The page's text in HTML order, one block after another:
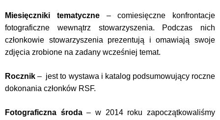
Miesięczniki tematyczne– comiesięczne konfrontacje
fotograficzne wewnątrz stowarzyszenia. Podczas nich
członkowie stowarzyszenia prezentują i omawiają swoje
zdjęcia zrobione na zadany wcześniej temat.
Rocznik – jest to wystawa i katalog podsumowujący roczne
dokonania członków RSF.
Fotograficzna środa– w 2014 roku zapoczątkowaliśmy